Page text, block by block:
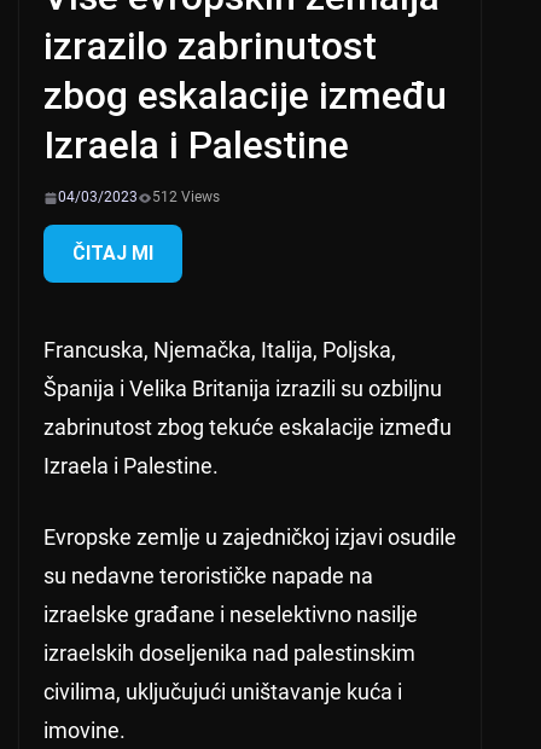
izrazilo zabrinutost
zbog eskalacije između
Izraela i Palestine
04/03/2023 512 Views
ČITAJ MI
Francuska, Njemačka, Italija, Poljska,
Španija i Velika Britanija izrazili su ozbiljnu
zabrinutost zbog tekuće eskalacije između
Izraela i Palestine.
Evropske zemlje u zajedničkoj izjavi osudile
su nedavne terorističke napade na
izraelske građane i neselektivno nasilje
izraelskih doseljenika nad palestinskim
civilima, uključujući uništavanje kuća i
imovine.